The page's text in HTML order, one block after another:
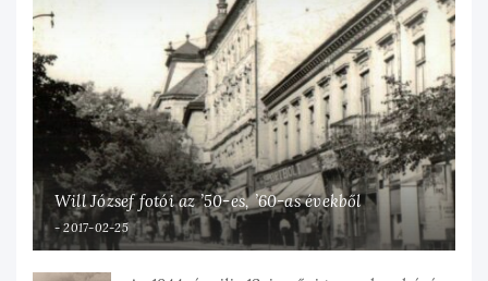
Will József fotói az ’50-es, ’60-as évekből
2017-02-25